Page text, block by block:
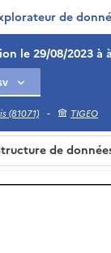
de
le 29/08/2023 à
(81071) - TIGEO
de